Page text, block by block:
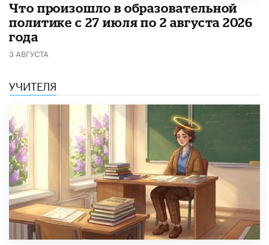
​Что произошло в образовательной
политике с 27 июля по 2 августа 2026
года
3 АВГУСТА
УЧИТЕЛЯ